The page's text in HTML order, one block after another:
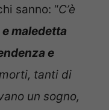
sanno: “C’è
maledetta
e
tanti di
un sogno,